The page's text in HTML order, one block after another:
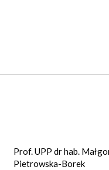
Prof. UPP dr hab.
Pietrowska-Borek